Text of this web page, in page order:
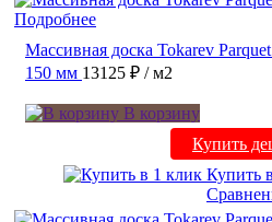
Подробнее
Массивная доска Tokarev
150 мм 13125 ₽ / м2
В корзину
Купить
Купить